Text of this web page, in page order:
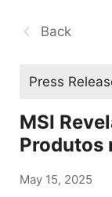
Back
Press
MSI
Produtos
May 15, 2025